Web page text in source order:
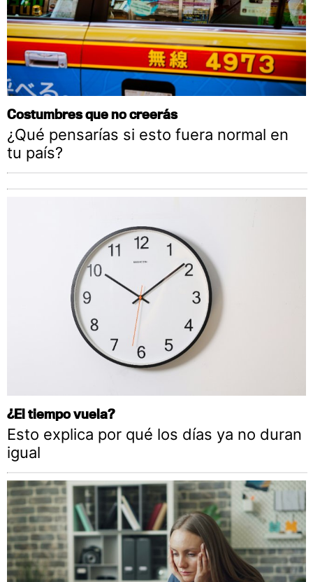
Costumbres que no creerás
¿Qué pensarías si esto fuera normal en
tu país?
¿El tiempo vuela?
Esto explica por qué los días ya no duran
igual